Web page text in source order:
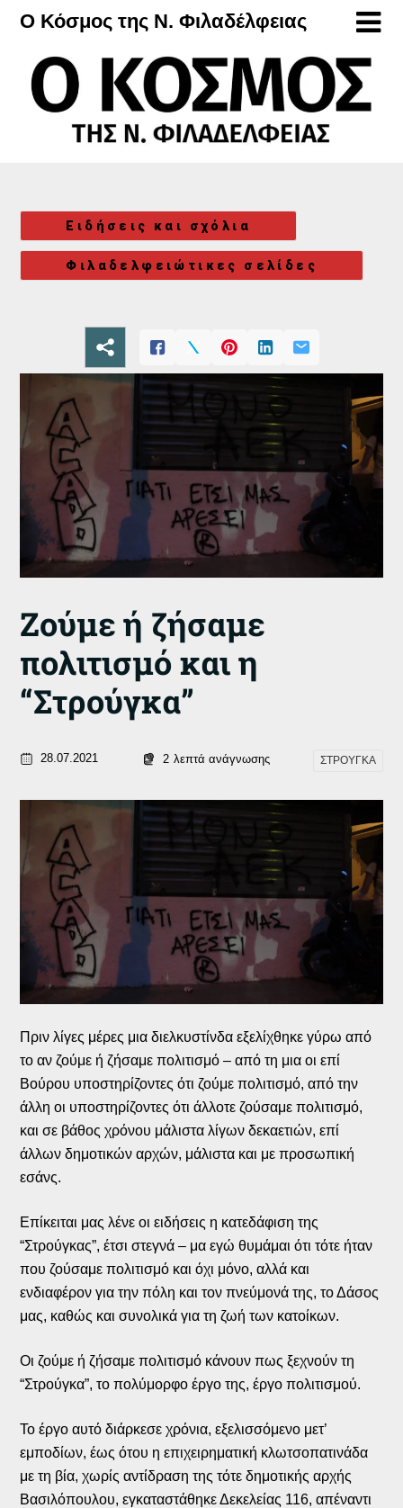
Μετάβαση
περιεχόμενο
Ο Κόσμος της Ν. Φιλαδέλφειας
Ειδήσεις και σχόλια
Φιλαδελφειώτικες σελίδες
Ζούμε ή ζήσαμε
πολιτισμό και η
“Στρούγκα”
28.07.2021 2 λεπτά ανάγνωσης ΣΤΡΟΥΓΚΑ
Πριν λίγες μέρες μια διελκυστίνδα εξελίχθηκε γύρω από
το αν ζούμε ή ζήσαμε πολιτισμό – από τη μια οι επί
Βούρου υποστηρίζοντες ότι ζούμε πολιτισμό, από την
άλλη οι υποστηρίζοντες ότι άλλοτε ζούσαμε πολιτισμό,
και σε βάθος χρόνου μάλιστα λίγων δεκαετιών, επί
άλλων δημοτικών αρχών, μάλιστα και με προσωπική
εσάνς.
Επίκειται μας λένε οι ειδήσεις η κατεδάφιση της
“Στρούγκας”, έτσι στεγνά – μα εγώ θυμάμαι ότι τότε ήταν
που ζούσαμε πολιτισμό και όχι μόνο, αλλά και
ενδιαφέρον για την πόλη και τον πνεύμονά της, το Δάσος
μας, καθώς και συνολικά για τη ζωή των κατοίκων.
Οι ζούμε ή ζήσαμε πολιτισμό κάνουν πως ξεχνούν τη
“Στρούγκα”, το πολύμορφο έργο της, έργο πολιτισμού.
Το έργο αυτό διάρκεσε χρόνια, εξελισσόμενο μετ’
εμποδίων, έως ότου η επιχειρηματική κλωτσοπατινάδα
με τη βία, χωρίς αντίδραση της τότε δημοτικής αρχής
Βασιλόπουλου, εγκαταστάθηκε Δεκελείας 116, απέναντι